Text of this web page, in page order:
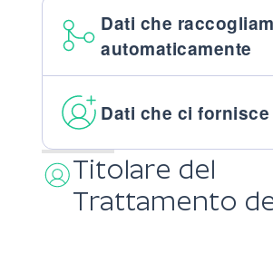
Dati che
automaticamente
Dati che ci fornisce
Titolare del
Trattamento